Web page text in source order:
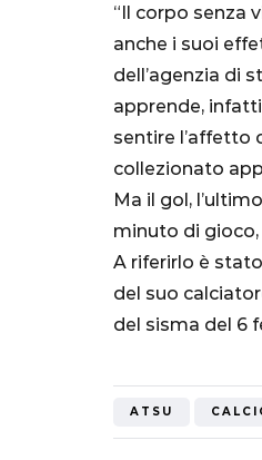
“Il corpo senza
anche i suoi
dell’agenzia di
apprende,
sentire l’affetto
collezionato
Ma il gol,
minuto di gioco,
A riferirlo è
del suo
del sisma del 6
ATSU